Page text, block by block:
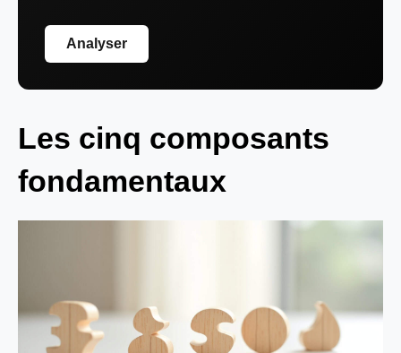
Analyser
Les cinq composants
fondamentaux